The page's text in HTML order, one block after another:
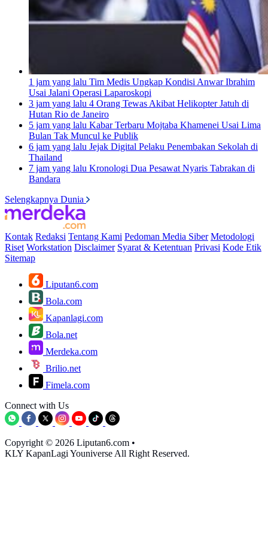
1 jam yang lalu Tim Medis Ungkap Kondisi Anwar Ibrahim
Usai Jalani Operasi Laparoskopi
3 jam yang lalu 4 Orang Tewas Akibat Helikopter Jatuh di
Hutan Rio de Janeiro
5 jam yang lalu Kabar Terbaru Mojtaba Khamenei Usai Lima
Bulan Tak Muncul ke Publik
6 jam yang lalu Jejak Digital Pelaku Penembakan Sekolah di
Thailand
7 jam yang lalu Kronologi Dua Pesawat Nyaris Tabrakan di
Bandara
Selengkapnya Dunia
Kontak Redaksi Tentang Kami Pedoman Media Siber Metodologi
Riset Workstation Disclaimer Syarat & Ketentuan Privasi Kode Etik
Sitemap
Liputan6.com
Bola.com
Kapanlagi.com
Bola.net
Merdeka.com
Brilio.net
Fimela.com
Connect with Us
Copyright © 2026 Liputan6.com •
KLY KapanLagi Youniverse All Right Reserved.